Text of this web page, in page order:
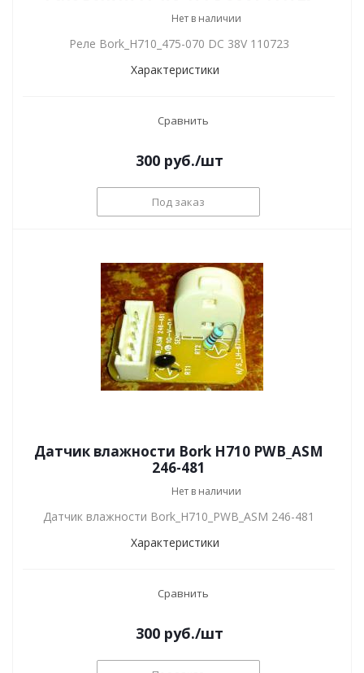
Нет в наличии
Реле Bork_H710_475-070 DC 38V 110723
Характеристики
Сравнить
300руб./шт
Под заказ
Датчик влажности Bork H710 PWB_ASM
246-481
Нет в наличии
Датчик влажности Bork_H710_PWB_ASM 246-481
Характеристики
Сравнить
300руб./шт